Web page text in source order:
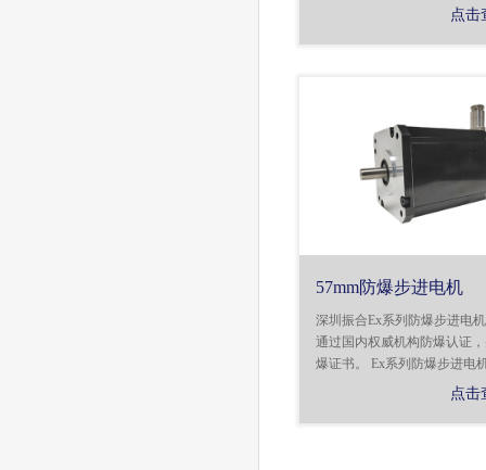
点击
57mm防爆步进电机
深圳振合Ex系列防爆步进电
通过国内权威机构防爆认证
爆证书。 Ex系列防爆步进电
点击